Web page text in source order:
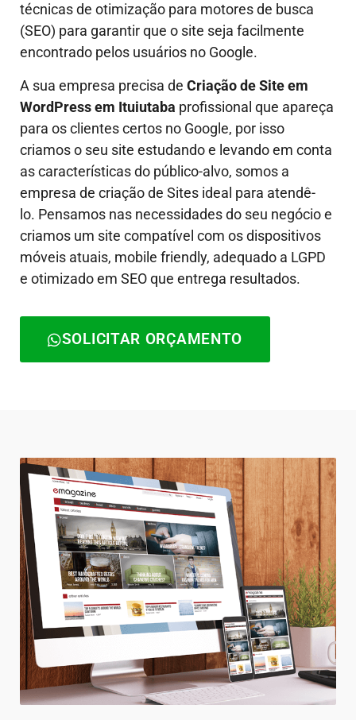
técnicas de otimização para motores de busca
(SEO) para garantir que o site seja facilmente
encontrado pelos usuários no Google.
A sua empresa precisa de Criação de Site em
WordPress em Ituiutaba profissional que apareça
para os clientes certos no Google, por isso
criamos o seu site estudando e levando em conta
as características do público-alvo, somos a
empresa de criação de Sites ideal para atendê-
lo. Pensamos nas necessidades do seu negócio e
criamos um site compatível com os dispositivos
móveis atuais, mobile friendly, adequado a LGPD
e otimizado em SEO que entrega resultados.
SOLICITAR ORÇAMENTO